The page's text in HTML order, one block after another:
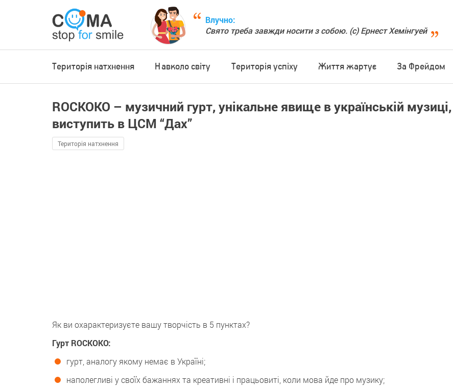
Влучно:
Свято треба завжди носити з собою. (с) Ернест Хемінгуей
Територія натхнення Навколо світу Територія успіху Життя жартує За Фрейдом
ROCKOKO – музичний гурт, унікальне явище в українській музиці,
виступить в ЦСМ “Дах”
Територія натхнення
Як ви охарактеризуєте вашу творчість в 5 пунктах?
Гурт ROCKOKO:
гурт, аналогу якому немає в Україні;
наполегливі у своїх бажаннях та креативні і працьовиті, коли мова йде про музику;